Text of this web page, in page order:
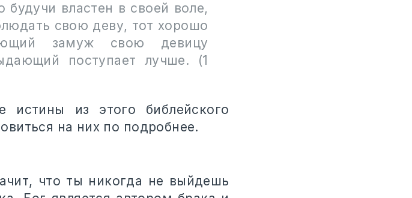
властен в своей воле,
свою деву, тот хорошо
замуж свою девицу
поступает лучше. (1
из этого библейского
на них по подробнее.
что ты никогда не выйдешь